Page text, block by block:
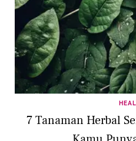
7 Tanaman Herbal